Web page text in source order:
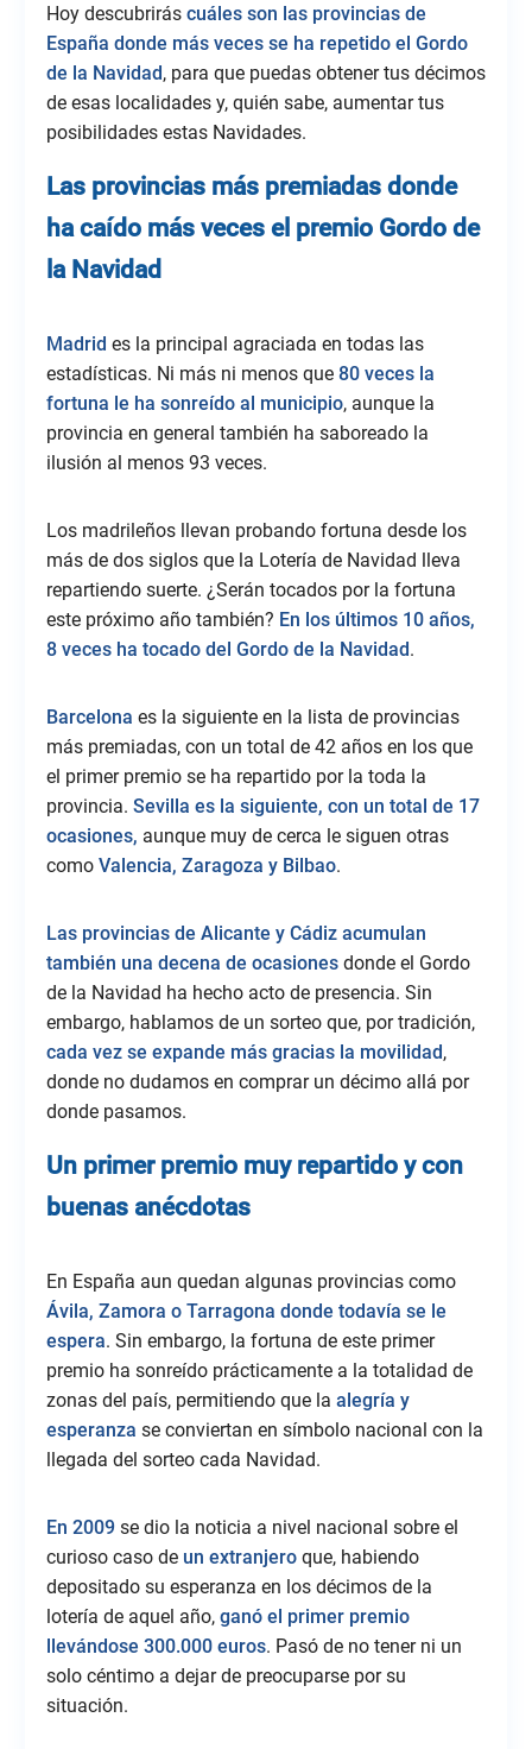
Hoy descubrirás cuáles son las provincias de
España donde más veces se ha repetido el Gordo
de la Navidad, para que puedas obtener tus décimos
de esas localidades y, quién sabe, aumentar tus
posibilidades estas Navidades.
Las provincias más premiadas donde
ha caído más veces el premio Gordo de
la Navidad
Madrid es la principal agraciada en todas las
estadísticas. Ni más ni menos que 80 veces la
fortuna le ha sonreído al municipio, aunque la
provincia en general también ha saboreado la
ilusión al menos 93 veces.
Los madrileños llevan probando fortuna desde los
más de dos siglos que la Lotería de Navidad lleva
repartiendo suerte. ¿Serán tocados por la fortuna
este próximo año también? En los últimos 10 años,
8 veces ha tocado del Gordo de la Navidad.
Barcelona es la siguiente en la lista de provincias
más premiadas, con un total de 42 años en los que
el primer premio se ha repartido por la toda la
provincia. Sevilla es la siguiente, con un total de 17
ocasiones, aunque muy de cerca le siguen otras
como Valencia, Zaragoza y Bilbao.
Las provincias de Alicante y Cádiz acumulan
también una decena de ocasionesdonde el Gordo
de la Navidad ha hecho acto de presencia. Sin
embargo, hablamos de un sorteo que, por tradición,
cada vez se expande más gracias la movilidad,
donde no dudamos en comprar un décimo allá por
donde pasamos.
Un primer premio muy repartido y con
buenas anécdotas
En España aun quedan algunas provincias como
Ávila, Zamora o Tarragona donde todavía se le
espera. Sin embargo, la fortuna de este primer
premio ha sonreído prácticamente a la totalidad de
zonas del país, permitiendo que la alegría y
esperanza se conviertan en símbolo nacional con la
llegada del sorteo cada Navidad.
En 2009se dio la noticia a nivel nacional sobre el
curioso caso de un extranjeroque, habiendo
depositado su esperanza en los décimos de la
lotería de aquel año, ganó el primer premio
llevándose 300.000 euros. Pasó de no tener ni un
solo céntimo a dejar de preocuparse por su
situación.